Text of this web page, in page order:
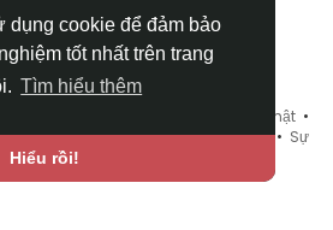
dụng cookie để đảm bảo
tốt nhất trên trang
Tìm hiểu thêm
Hiểu rồi!
Chính sách bảo mật •
•Danh mục•Blog•Diễn đàn• Sự
Chợ Tình•